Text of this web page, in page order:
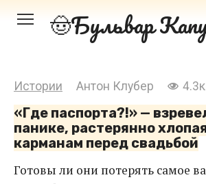
Перейти Бульвар
Истории Антон Клубер
«Где паспорта?!» —
панике, растерянно
карманам перед свадьбой
Готовы ли они потерять самое